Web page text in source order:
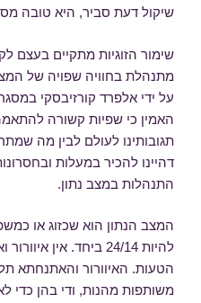
שיקול דעת סביר, היא טובה
שימור הזוגיות מתקיים בעצם
מתנהלת בחוויה שפויה של
על ידי אלפרד קורזיבסקי
האמין כי שפיות קשורה
תגובותינו לעולם לבין מה
דהיינו להכיר במעלות
התנהלות במצב נתון.
המצב הנתון הוא שכזוג או
להיות 24/14 ביחד. אין
הטעות. האיוורור והאתנחתא
משותפות מהנות, ודי בהן כדי